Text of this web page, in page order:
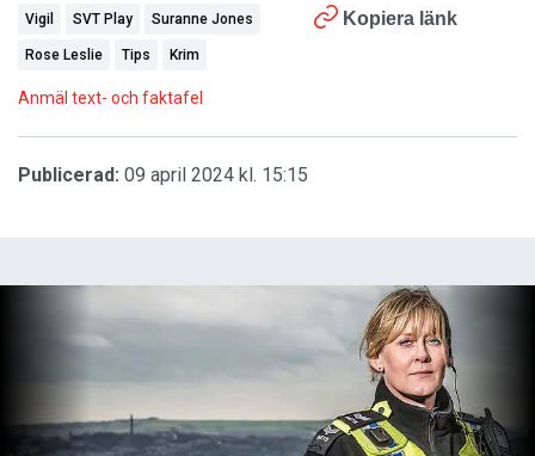
Kopiera länk
Vigil SVT Play Suranne Jones
Rose Leslie Tips Krim
Anmäl text- och faktafel
Publicerad: 09 april 2024 kl. 15:15